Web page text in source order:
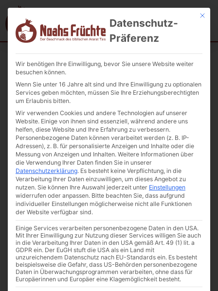
Startseite/Konfitüre, Früchte in Sirup / Aprikosenkonfitüre Avshar
650g
Mit
Datenschutz-
Präferenz
Wir benötigen Ihre Einwilligung, bevor Sie unsere Website weiter
besuchen können.
Wenn Sie unter 16 Jahre alt sind und Ihre Einwilligung zu optionalen
Services geben möchten, müssen Sie Ihre Erziehungsberechtigten
um Erlaubnis bitten.
Wir verwenden Cookies und andere Technologien auf unserer
Website. Einige von ihnen sind essenziell, während andere uns
helfen, diese Website und Ihre Erfahrung zu verbessern.
Personenbezogene Daten können verarbeitet werden (z. B. IP-
Adressen), z. B. für personalisierte Anzeigen und Inhalte oder die
Messung von Anzeigen und Inhalten. Weitere Informationen über
die Verwendung Ihrer Daten finden Sie in unserer
Datenschutzerklärung. Es besteht keine Verpflichtung, in die
Verarbeitung Ihrer Daten einzuwilligen, um dieses Angebot zu
nutzen. Sie können Ihre Auswahl jederzeit unter Einstellungen
widerrufen oder anpassen. Bitte beachten Sie, dass aufgrund
individueller Einstellungen möglicherweise nicht alle Funktionen
der Website verfügbar sind.
Einige Services verarbeiten personenbezogene Daten in den USA.
Mit Ihrer Einwilligung zur Nutzung dieser Services willigen Sie auch
in die Verarbeitung Ihrer Daten in den USA gemäß Art. 49 (1) lit. a
GDPR ein. Der EuGH stuft die USA als ein Land mit
unzureichendem Datenschutz nach EU-Standards ein. Es besteht
beispielsweise die Gefahr, dass US-Behörden personenbezogene
Daten in Überwachungsprogrammen verarbeiten, ohne dass für
Europäerinnen und Europäer eine Klagemöglichkeit besteht.